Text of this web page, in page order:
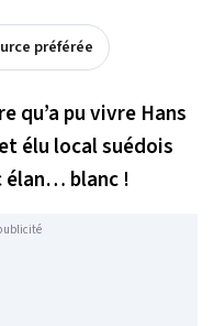
préférée
qu’a pu vivre Hans
élu local suédois
élan… blanc !